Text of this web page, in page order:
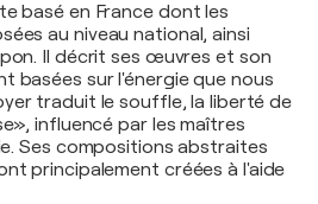
basé en France dont les
au niveau national, ainsi
Il décrit ses œuvres et son
basées sur l'énergie que nous
traduit le souffle, la liberté de
influencé par les maîtres
Ses compositions abstraites
principalement créées à l'aide